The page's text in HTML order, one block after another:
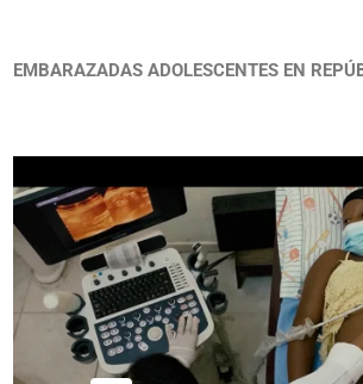
EMBARAZADAS ADOLESCENTES EN